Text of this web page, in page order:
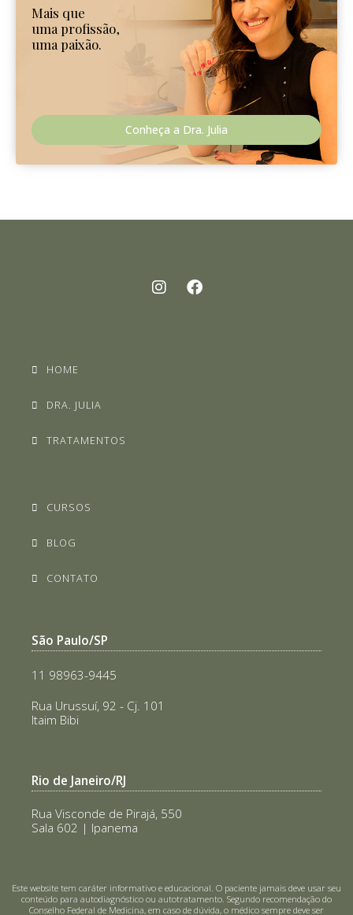
Mais que
uma profissão,
uma paixão.
Conheça a Dra. Julia
HOME
DRA. JULIA
TRATAMENTOS
CURSOS
BLOG
CONTATO
São Paulo/SP
11 98963-9445
Rua Urussuí, 92 - Cj. 101
Itaim Bibi
Rio de Janeiro/RJ
Rua Visconde de Pirajá, 550
Sala 602 | Ipanema
Este website tem caráter informativo e educacional. O paciente jamais deve usar seu
conteúdo para autodiagnóstico ou autotratamento. Segundo recomendação do
Conselho Federal de Medicina, em caso de dúvida, o médico sempre deve ser